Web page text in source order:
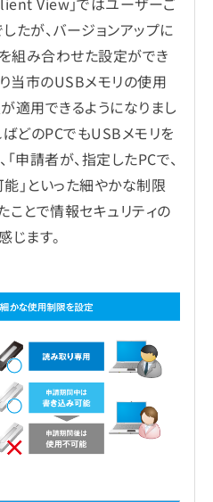
たが、バージョンアップに
組み合わせた設定ができ
当市のUSBメモリの使用
適用できるようになりまし
どのPCでもUSBメモリを
申請者が、指定したPCで、
」といった細やかな制限
ことで情報セキュリティの
じます。